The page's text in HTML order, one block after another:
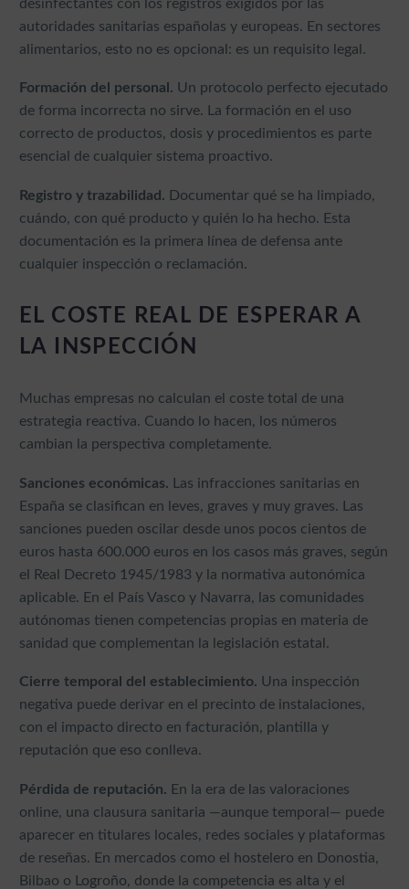
desinfectantes con los registros exigidos por las
autoridades sanitarias españolas y europeas. En sectores
alimentarios, esto no es opcional: es un requisito legal.
Formación del personal. Un protocolo perfecto ejecutado
de forma incorrecta no sirve. La formación en el uso
correcto de productos, dosis y procedimientos es parte
esencial de cualquier sistema proactivo.
Registro y trazabilidad. Documentar qué se ha limpiado,
cuándo, con qué producto y quién lo ha hecho. Esta
documentación es la primera línea de defensa ante
cualquier inspección o reclamación.
EL COSTE REAL DE ESPERAR A
LA INSPECCIÓN
Muchas empresas no calculan el coste total de una
estrategia reactiva. Cuando lo hacen, los números
cambian la perspectiva completamente.
Sanciones económicas. Las infracciones sanitarias en
España se clasifican en leves, graves y muy graves. Las
sanciones pueden oscilar desde unos pocos cientos de
euros hasta 600.000 euros en los casos más graves, según
el Real Decreto 1945/1983 y la normativa autonómica
aplicable. En el País Vasco y Navarra, las comunidades
autónomas tienen competencias propias en materia de
sanidad que complementan la legislación estatal.
Cierre temporal del establecimiento. Una inspección
negativa puede derivar en el precinto de instalaciones,
con el impacto directo en facturación, plantilla y
reputación que eso conlleva.
Pérdida de reputación. En la era de las valoraciones
online, una clausura sanitaria —aunque temporal— puede
aparecer en titulares locales, redes sociales y plataformas
de reseñas. En mercados como el hostelero en Donostia,
Bilbao o Logroño, donde la competencia es alta y el